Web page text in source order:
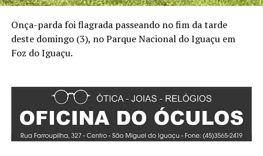
Onça-parda foi flagrada passeando no fim da tarde
deste domingo (3), no Parque Nacional do Iguaçu em
Foz do Iguaçu.